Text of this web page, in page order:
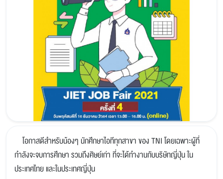
โอกาสดีสำหรับน้องๆ นักศึกษาไอทีทุกสาขา ของ TNI โดยเฉพาะผู้ที่
กำลังจะจบการศึกษา รวมถึงศิษย์เก่า ที่จะได้ทำงานกับบริษัทญี่ปุ่น ใน
ประเทศไทย และในประเทศญี่ปุ่น